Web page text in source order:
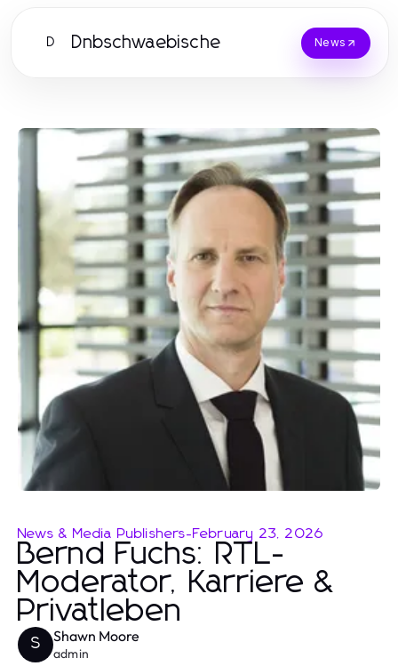
D Dnbschwaebische News
News & Media Publishers-February 23, 2026
Bernd Fuchs: RTL-
Moderator, Karriere &
Privatleben
S Shawn Moore
admin